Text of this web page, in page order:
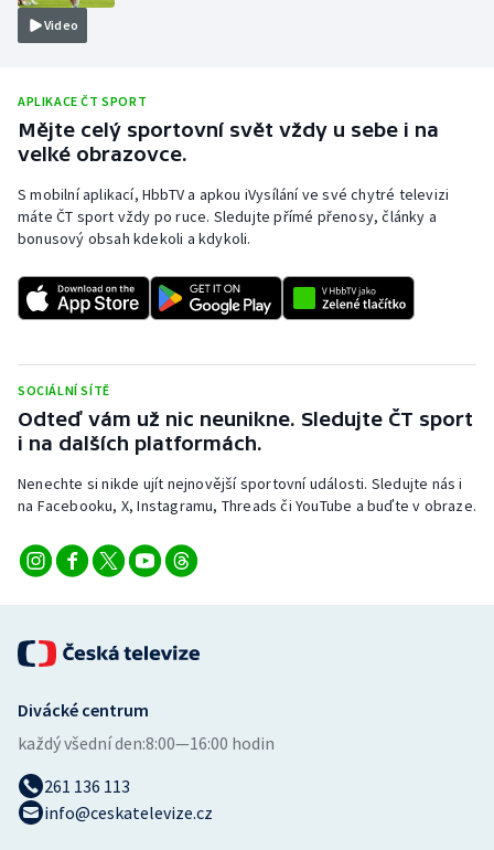
Parasport
Plážový volejbal
Rychlobruslení
Rychlostní kanoistika
Sportovní střelba
Stolní tenis
Triatlon
Veslování
Vodní slalom
Volejbal
Ostatní
Video
APLIKACE ČT SPORT
Mějte celý sportovní svět vždy u sebe i na
velké obrazovce.
S mobilní aplikací, HbbTV a apkou iVysílání ve své chytré televizi
máte ČT sport vždy po ruce. Sledujte přímé přenosy, články a
bonusový obsah kdekoli a kdykoli.
SOCIÁLNÍ SÍTĚ
Odteď vám už nic neunikne. Sledujte ČT sport
i na dalších platformách.
Nenechte si nikde ujít nejnovější sportovní události. Sledujte nás i
na Facebooku, X, Instagramu, Threads či YouTube a buďte v obraze.
Divácké centrum
každý všední den:8:00—16:00 hodin
261 136 113
info@ceskatelevize.cz